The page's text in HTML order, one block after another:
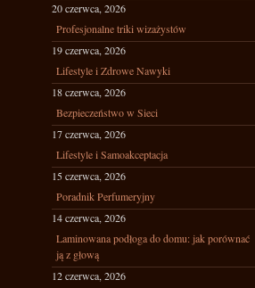
20 czerwca, 2026
Profesjonalne triki wizażystów
19 czerwca, 2026
Lifestyle i Zdrowe Nawyki
18 czerwca, 2026
Bezpieczeństwo w Sieci
17 czerwca, 2026
Lifestyle i Samoakceptacja
15 czerwca, 2026
Poradnik Perfumeryjny
14 czerwca, 2026
Laminowana podłoga do domu: jak porównać
ją z głową
12 czerwca, 2026